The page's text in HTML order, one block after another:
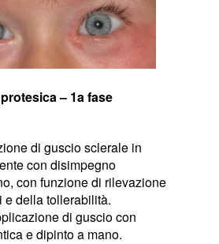
– 1a fase
di guscio sclerale in
con disimpegno
con funzione di rilevazione
e della tollerabilità.
di guscio con
e dipinto a mano.